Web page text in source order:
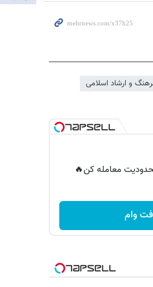
و ارشاد اسلامی
معامله کن🔥
وام